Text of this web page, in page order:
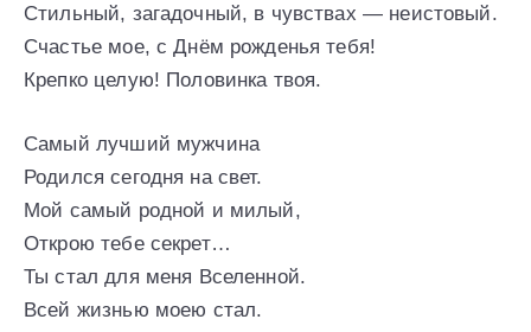
Стильный, загадочный, в чувствах — неистовый.
Счастье мое, с Днём рожденья тебя!
Крепко целую! Половинка твоя.
Самый лучший мужчина
Родился сегодня на свет.
Мой самый родной и милый,
Открою тебе секрет…
Ты стал для меня Вселенной.
Всей жизнью моею стал.